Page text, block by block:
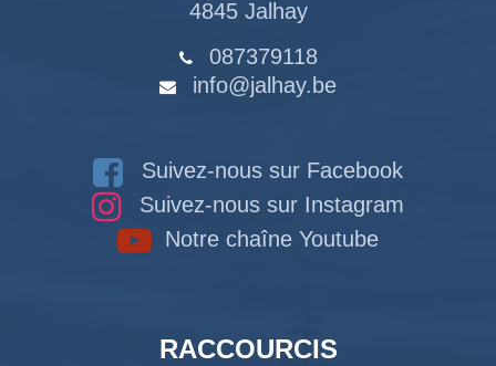
4845 Jalhay
087379118
info@jalhay.be
Suivez-nous sur Facebook
Suivez-nous sur Instagram
Notre chaîne Youtube
RACCOURCIS